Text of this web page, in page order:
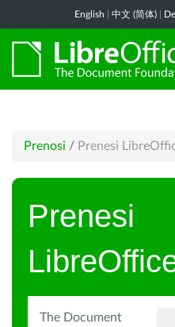
English 中文 (简体)
Prenosi / Prenesi
Prenesi
The Document